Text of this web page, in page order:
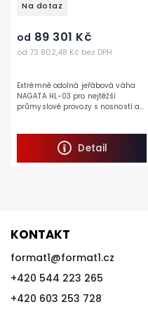
Na dotaz
od 73 802,48 Kč bez DPH
od 89 301 Kč
Detail
Extrémně odolná jeřábová váha
NAGATA HL-03 pro nejtěžší
průmyslové provozy s nosností až
bezkonkurenční výdrží...
KONTAKT
format1@format1.cz
+420 544 223 265
+420 603 253 728